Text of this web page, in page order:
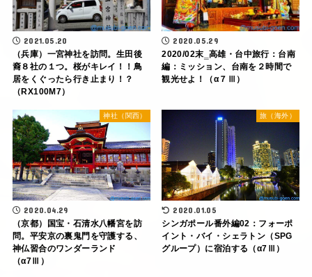
2021.05.20
（兵庫）一宮神社を訪問。生田後
裔８社の１つ。桜がキレイ！！鳥
居をくぐったら行き止まり！？
（RX100M7）
2020.05.29
2020/02末‗高雄・台中旅行：台南
編：ミッション、台南を２時間で
観光せよ！（α７Ⅲ）
神社（関西）
2020.04.29
（京都）国宝・石清水八幡宮を訪
問。平安京の裏鬼門を守護する、
神仏習合のワンダーランド
（α7Ⅲ）
旅（海外）
2020.01.05
シンガポール番外編02：フォーポ
イント・バイ・シェラトン（SPG
グループ）に宿泊する（α7Ⅲ）